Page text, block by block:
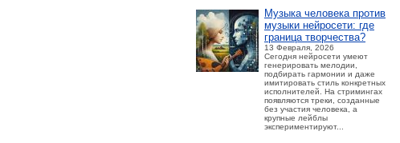
Музыка человека против
музыки нейросети: где
граница творчества?
13 Февраля, 2026
Сегодня нейросети умеют
генерировать мелодии,
подбирать гармонии и даже
имитировать стиль конкретных
исполнителей. На стримингах
появляются треки, созданные
без участия человека, а
крупные лейблы
экспериментируют...